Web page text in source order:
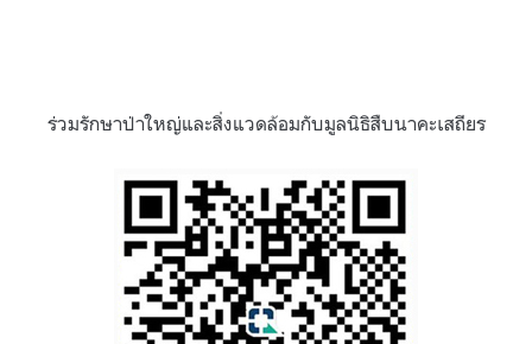
ร่วมรักษาป่าใหญ่และสิ่งแวดล้อมกับมูลนิธิสืบนาคะเสถียร